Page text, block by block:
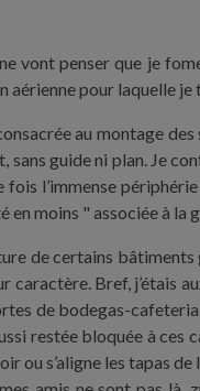
vont penser que je
pour laquelle je
au montage
sans guide ni plan. Je
l’immense
en moins " associée à la
de certains
caractère. Bref, j’étais
de bodegas-
restée bloquée à
ou s’aligne les tapas